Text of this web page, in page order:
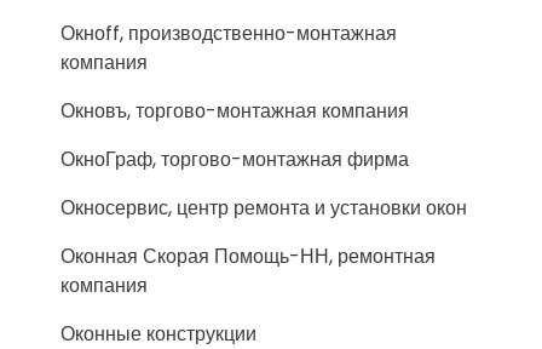
Окноff, производственно-монтажная
компания
Окновъ, торгово-монтажная компания
ОкноГраф, торгово-монтажная фирма
Окносервис, центр ремонта и установки окон
Оконная Скорая Помощь-НН, ремонтная
компания
Оконные конструкции